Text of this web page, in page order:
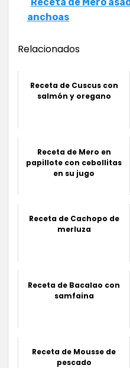
anchoas
Relacionados
Receta de Cuscus con
salmón y oregano
Receta de Mero en
papillote con cebollitas
en su jugo
Receta de Cachopo de
merluza
Receta de Bacalao con
samfaina
Receta de Mousse de
pescado